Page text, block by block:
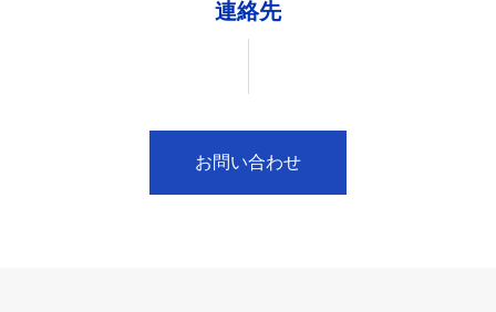
連絡先
お問い合わせ